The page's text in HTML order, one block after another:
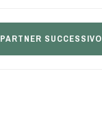
PARTNER SUCCESSIVO